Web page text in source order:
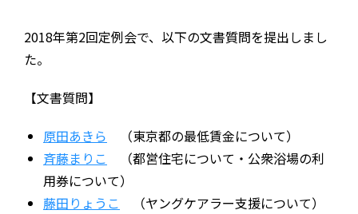
2018年第2回定例会で、以下の文書質問を提出しまし
た。
【文書質問】
原田あきら （東京都の最低賃金について）
斉藤まりこ （都営住宅について・公衆浴場の利
用券について）
藤田りょうこ （ヤングケアラー支援について）